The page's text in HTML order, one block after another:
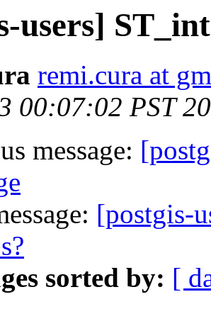
users]
remi.cura at
00:07:02 PST
message:
[postgis-
sorted by: [